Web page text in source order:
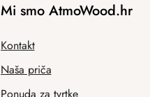
Mi smo AtmoWood.hr
Kontakt
Naša priča